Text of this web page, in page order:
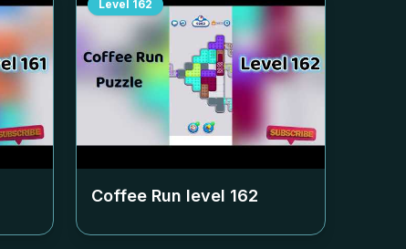
Level 162
Coffee Run level 162